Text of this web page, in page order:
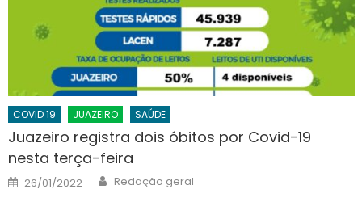
COVID 19 JUAZEIRO SAÚDE
Juazeiro registra dois óbitos por Covid-19
nesta terça-feira
Posted
on
26/01/2022 Author
Redação geral